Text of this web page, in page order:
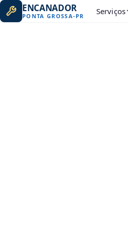
ENCANADOR
PONTA GROSSA-PR Serviços